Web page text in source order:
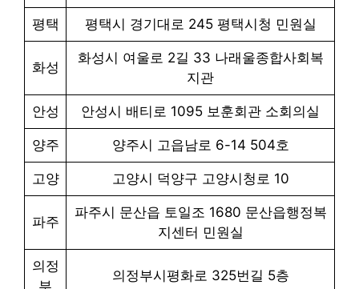
평택 평택시 경기대로 245 평택시청 민원실
화성
화성시 여울로 2길 33 나래울종합사회복
지관
안성 안성시 배티로 1095 보훈회관 소회의실
양주 양주시 고읍남로 6-14 504호
고양 고양시 덕양구 고양시청로 10
파주
파주시 문산읍 토일조 1680 문산읍행정복
지센터 민원실
의정
의정부시평화로 325번길 5층